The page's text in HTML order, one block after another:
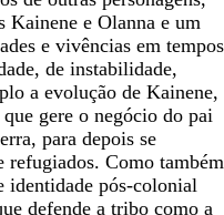
Kainene e Olanna e um
e vivências em tempos
de instabilidade,
a evolução de Kainene,
gere o negócio do pai
para depois se
Como também
identidade pós-colonial
defende a tribo como a